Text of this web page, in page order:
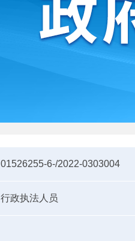
01526255-6-/2022-0303004
行政执法人员